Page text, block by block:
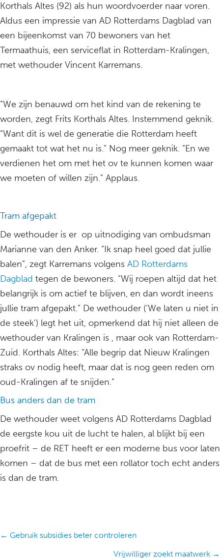
Korthals Altes (92) als hun woordvoerder naar voren.
Aldus een impressie van AD Rotterdams Dagblad van
een bijeenkomst van 70 bewoners van het
Termaathuis, een serviceflat in Rotterdam-Kralingen,
met wethouder Vincent Karremans.
“We zijn benauwd om het kind van de rekening te
worden, zegt Frits Korthals Altes. Instemmend geknik.
“Want dit is wel de generatie die Rotterdam heeft
gemaakt tot wat het nu is.” Nog meer geknik. “En we
verdienen het om met het ov te kunnen komen waar
we moeten of willen zijn.” Applaus.
Tram afgepakt
De wethouder is er op uitnodiging van ombudsman
Marianne van den Anker. “Ik snap heel goed dat jullie
balen”, zegt Karremans volgens AD Rotterdams
Dagblad tegen de bewoners. “Wij roepen altijd dat het
belangrijk is om actief te blijven, en dan wordt ineens
jullie tram afgepakt.” De wethouder (‘We laten u niet in
de steek’) legt het uit, opmerkend dat hij niet alleen de
wethouder van Kralingen is , maar ook van Rotterdam-
Zuid. Korthals Altes: “Alle begrip dat Nieuw Kralingen
straks ov nodig heeft, maar dat is nog geen reden om
oud-Kralingen af te snijden.”
Bus anders dan de tram
De wethouder weet volgens AD Rotterdams Dagblad
de eergste kou uit de lucht te halen, al blijkt bij een
proefrit – de RET heeft er een moderne bus voor laten
komen – dat de bus met een rollator toch echt anders
is dan de tram.
Posts
← Gebruik subsidies beter controleren
Vrijwilliger zoekt maatwerk →